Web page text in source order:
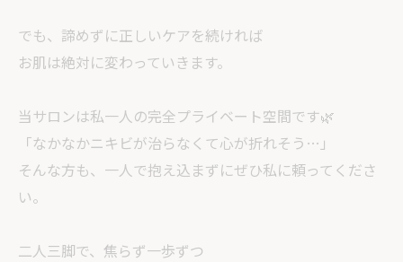
でも、諦めずに正しいケアを続ければ
お肌は絶対に変わっていきます。
当サロンは私一人の完全プライベート空間です🌿
「なかなかニキビが治らなくて心が折れそう…」
そんな方も、一人で抱え込まずにぜひ私に頼ってくださ
い。
二人三脚で、焦らず一歩ずつ